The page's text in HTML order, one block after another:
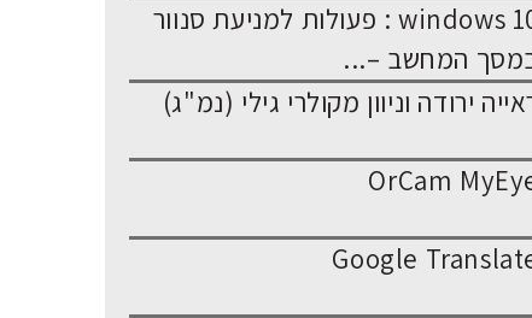
windows 10 : פעולות למניעת סנוור
המחשב –...
ירודה וניוון מקולרי גילי (נמ"ג)
OrCam
Google